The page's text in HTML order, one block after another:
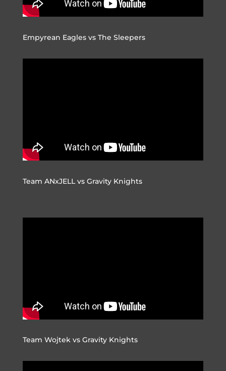
Empyrean Eagles vs The Sleepers
Team ANxJELL vs Gravity Knights
Team Wojtek vs Gravity Knights